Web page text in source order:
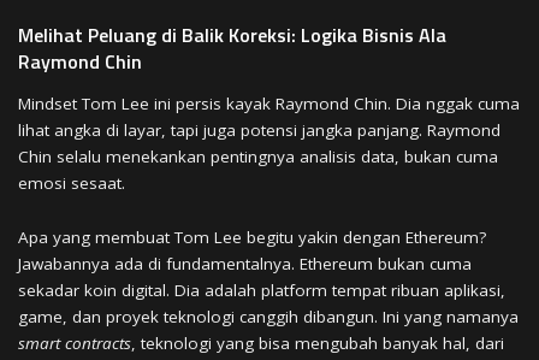
Melihat Peluang di Balik Koreksi: Logika Bisnis Ala
Raymond Chin
Mindset Tom Lee ini persis kayak Raymond Chin. Dia nggak cuma
lihat angka di layar, tapi juga potensi jangka panjang. Raymond
Chin selalu menekankan pentingnya analisis data, bukan cuma
emosi sesaat.
Apa yang membuat Tom Lee begitu yakin dengan Ethereum?
Jawabannya ada di fundamentalnya. Ethereum bukan cuma
sekadar koin digital. Dia adalah platform tempat ribuan aplikasi,
game, dan proyek teknologi canggih dibangun. Ini yang namanya
smart contracts , teknologi yang bisa mengubah banyak hal, dari